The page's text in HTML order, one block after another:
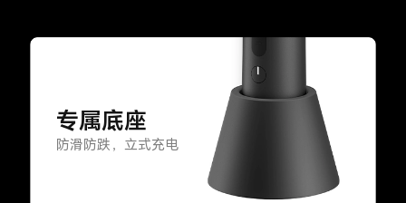
专属底座
防滑防跌，立式充电